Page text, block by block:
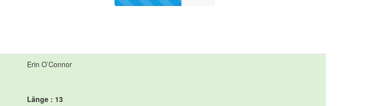
Erin O’Connor
Länge : 13